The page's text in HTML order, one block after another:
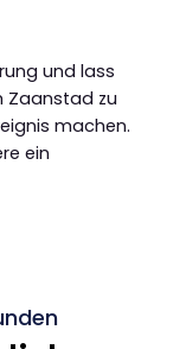
und lass
Zaanstad zu
machen.
ein